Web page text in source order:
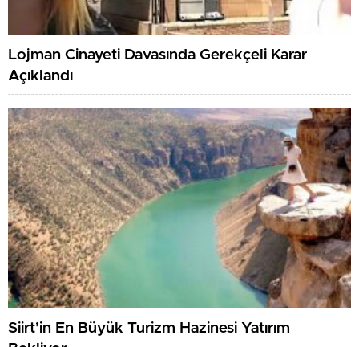
Lojman Cinayeti Davasında Gerekçeli Karar
Açıklandı
Siirt’in En Büyük Turizm Hazinesi Yatırım